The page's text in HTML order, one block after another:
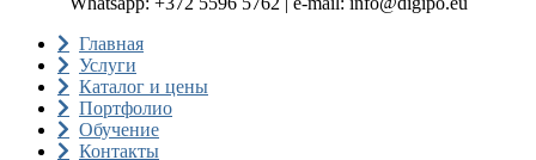
Главная
Услуги
Каталог и цены
Портфолио
Обучение
Контакты